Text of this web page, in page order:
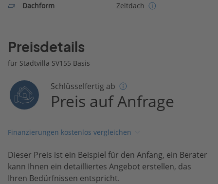
Dachform Zeltdach
Preisdetails
für Stadtvilla SV155 Basis
Schlüsselfertig ab
Preis auf Anfrage
Finanzierungen kostenlos vergleichen
Dieser Preis ist ein Beispiel für den Anfang, ein Berater
kann Ihnen ein detailliertes Angebot erstellen, das
Ihren Bedürfnissen entspricht.